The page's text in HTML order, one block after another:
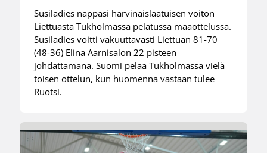
Susiladies nappasi harvinaislaatuisen voiton
Liettuasta Tukholmassa pelatussa maaottelussa.
Susiladies voitti vakuuttavasti Liettuan 81-70
(48-36) Elina Aarnisalon 22 pisteen
johdattamana. Suomi pelaa Tukholmassa vielä
toisen ottelun, kun huomenna vastaan tulee
Ruotsi.